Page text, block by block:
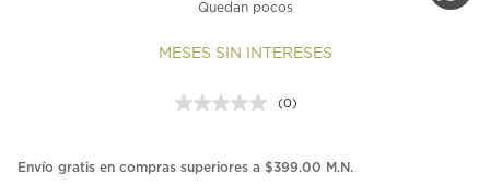
Quedan pocos
MESES SIN INTERESES
Sin
en
(0)
Envío gratis en compras superiores a $399.00 M.N.